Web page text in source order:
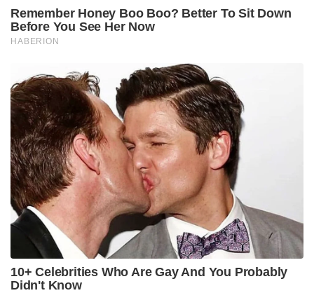
Remember Honey Boo Boo? Better To Sit Down
Before You See Her Now
HABERION
10+ Celebrities Who Are Gay And You Probably
Didn't Know